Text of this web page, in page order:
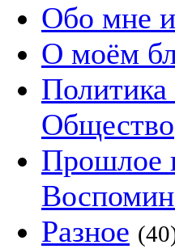
Обо мне
О моём
Политика
Общество
Прошлое
Разное